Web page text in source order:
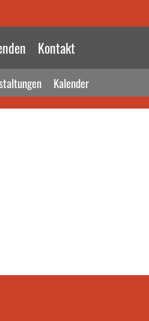
Kontakt
Kalender